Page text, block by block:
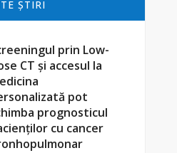
ŞTIRI
prin Low-
CT și accesul la
pot
prognosticul
cu cancer